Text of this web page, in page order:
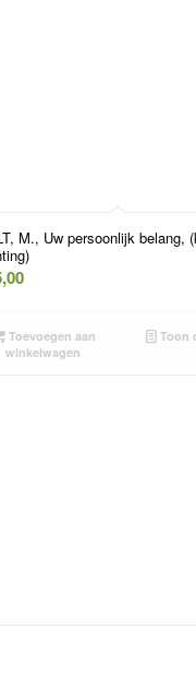
M., Uw persoonlijk belang,
Toevoegen aan
winkelwagen
Toon